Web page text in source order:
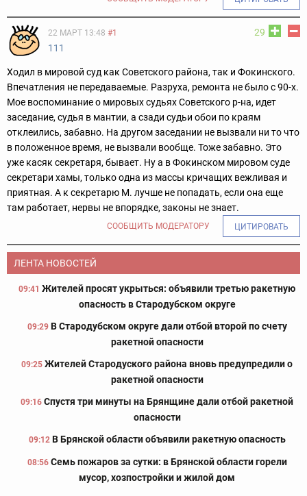
29
22 МАРТ 13:48 #1
111
Ходил в мировой суд как Советского района, так и Фокинского.
Впечатления не передаваемые. Разруха, ремонта не было с 90-х.
Мое воспоминание о мировых судьях Советского р-на, идет
заседание, судья в мантии, а сзади судьи обои по краям
отклеились, забавно. На другом заседании не вызвали ни то что
в положенное время, не вызвали вообще. Тоже забавно. Это
уже касяк секретаря, бывает. Ну а в Фокинском мировом суде
секретари хамы, только одна из массы кричащих вежливая и
приятная. А к секретарю М. лучше не попадать, если она еще
там работает, нервы не впорядке, законы не знает.
СООБЩИТЬ МОДЕРАТОРУ ЦИТИРОВАТЬ
ЛЕНТА НОВОСТЕЙ
09:41 Жителей просят укрыться: объявили третью ракетную
опасность в Стародубском округе
09:29 В Стародубском округе дали отбой второй по счету
ракетной опасности
09:25 Жителей Стародуского района вновь предупредили о
ракетной опасности
09:16 Спустя три минуты на Брянщине дали отбой ракетной
опасности
09:12 В Брянской области объявили ракетную опасность
08:56 Семь пожаров за сутки: в Брянской области горели
мусор, хозпостройки и жилой дом